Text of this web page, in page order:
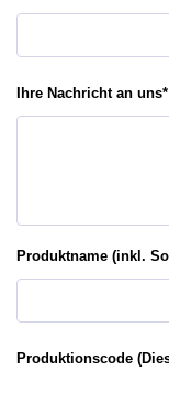
Ihre Nachricht an uns*
Produktname (inkl.
Produktionscode